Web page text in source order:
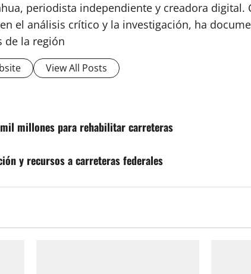
periodista independiente y creadora digital.
el análisis crítico y la investigación, ha
de la región
View All Posts
millones para rehabilitar carreteras
y recursos a carreteras federales